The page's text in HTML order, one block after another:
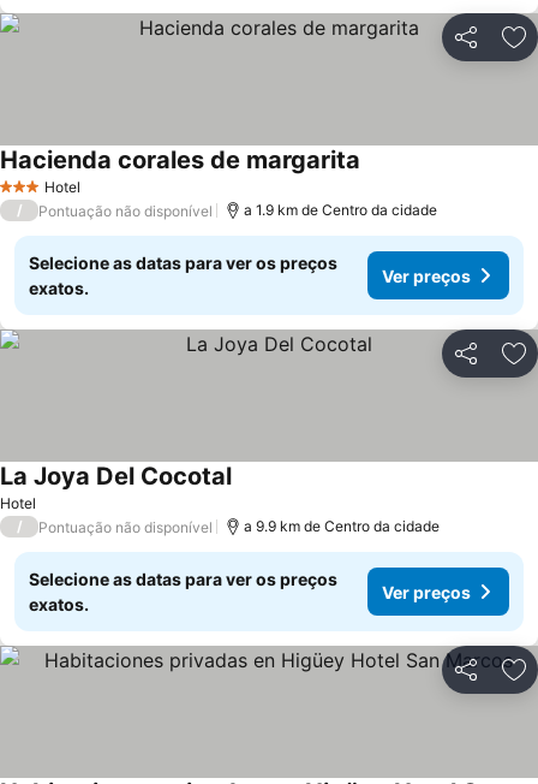
Partilhar
3 EstrelasHotel
Hacienda corales de margarita
/ Pontuação não disponível a 1.9 km de Centro da cidade
Selecione as datas para ver os preços
exatos.
Ver preços
Partilhar
Hotel
La Joya Del Cocotal
/ Pontuação não disponível a 9.9 km de Centro da cidade
Selecione as datas para ver os preços
exatos.
Ver preços
Partilhar